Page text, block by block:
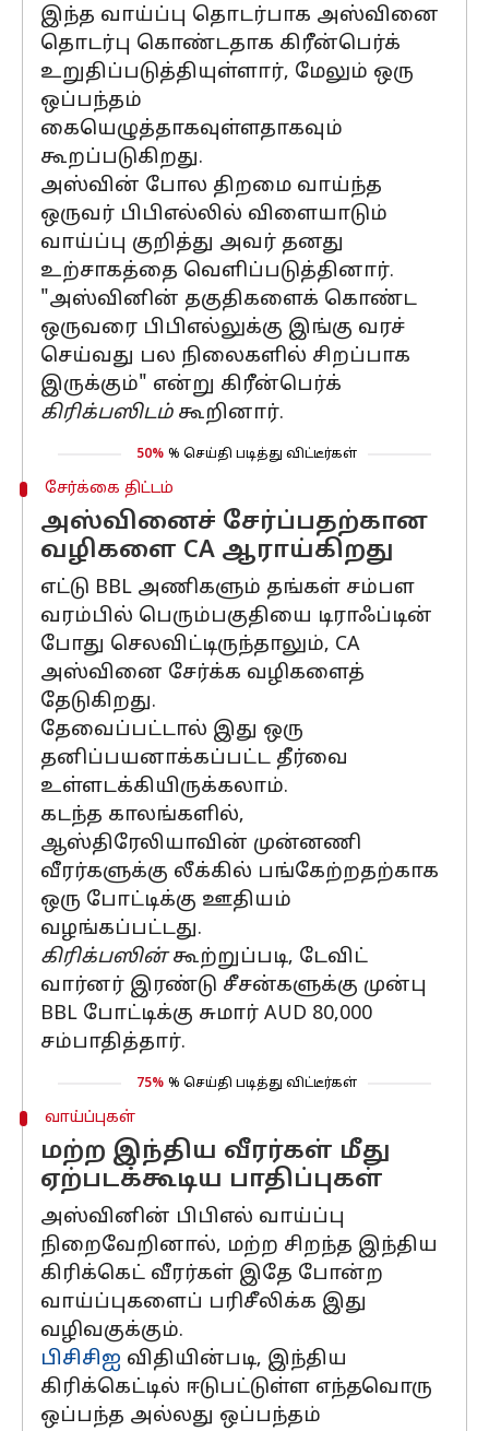
இந்த வாய்ப்பு தொடர்பாக அஸ்வினை
தொடர்பு கொண்டதாக கிரீன்பெர்க்
உறுதிப்படுத்தியுள்ளார், மேலும் ஒரு
ஒப்பந்தம்
கையெழுத்தாகவுள்ளதாகவும்
கூறப்படுகிறது.
அஸ்வின் போல திறமை வாய்ந்த
ஒருவர் பிபிஎல்லில் விளையாடும்
வாய்ப்பு குறித்து அவர் தனது
உற்சாகத்தை வெளிப்படுத்தினார்.
"அஸ்வினின் தகுதிகளைக் கொண்ட
ஒருவரை பிபிஎல்லுக்கு இங்கு வரச்
செய்வது பல நிலைகளில் சிறப்பாக
இருக்கும்" என்று கிரீன்பெர்க்
கிரிக்பஸிடம்கூறினார்.
50% % செய்தி படித்து விட்டீர்கள்
சேர்க்கை திட்டம்
அஸ்வினைச் சேர்ப்பதற்கான
வழிகளை CA ஆராய்கிறது
எட்டு BBL அணிகளும் தங்கள் சம்பள
வரம்பில் பெரும்பகுதியை டிராஃப்டின்
போது செலவிட்டிருந்தாலும், CA
அஸ்வினை சேர்க்க வழிகளைத்
தேடுகிறது.
தேவைப்பட்டால் இது ஒரு
தனிப்பயனாக்கப்பட்ட தீர்வை
உள்ளடக்கியிருக்கலாம்.
கடந்த காலங்களில்,
ஆஸ்திரேலியாவின் முன்னணி
வீரர்களுக்கு லீக்கில் பங்கேற்றதற்காக
ஒரு போட்டிக்கு ஊதியம்
வழங்கப்பட்டது.
கிரிக்பஸின்கூற்றுப்படி, டேவிட்
வார்னர் இரண்டு சீசன்களுக்கு முன்பு
BBL போட்டிக்கு சுமார் AUD 80,000
சம்பாதித்தார்.
75% % செய்தி படித்து விட்டீர்கள்
வாய்ப்புகள்
மற்ற இந்திய வீரர்கள் மீது
ஏற்படக்கூடிய பாதிப்புகள்
அஸ்வினின் பிபிஎல் வாய்ப்பு
நிறைவேறினால், மற்ற சிறந்த இந்திய
கிரிக்கெட் வீரர்கள் இதே போன்ற
வாய்ப்புகளைப் பரிசீலிக்க இது
வழிவகுக்கும்.
பிசிசிஐ விதியின்படி, இந்திய
கிரிக்கெட்டில் ஈடுபட்டுள்ள எந்தவொரு
ஒப்பந்த அல்லது ஒப்பந்தம்